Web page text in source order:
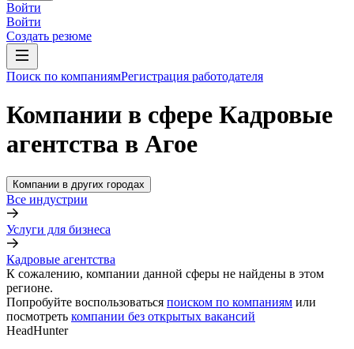
Войти
Войти
Создать резюме
Поиск по компаниямРегистрация работодателя
Компании в сфере Кадровые
агентства в Агое
Компании в других городах
Все индустрии
Услуги для бизнеса
Кадровые агентства
К сожалению, компании данной сферы не найдены в этом
регионе.
Попробуйте воспользоваться поиском по компаниям или
посмотреть компании без открытых вакансий
HeadHunter